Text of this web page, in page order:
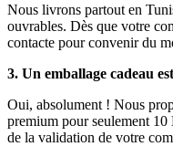
Nous livrons partout en
ouvrables. Dès que votre
contacte pour convenir du
3. Un emballage cadeau
Oui, absolument ! Nous
premium pour seulement
de la validation de votre